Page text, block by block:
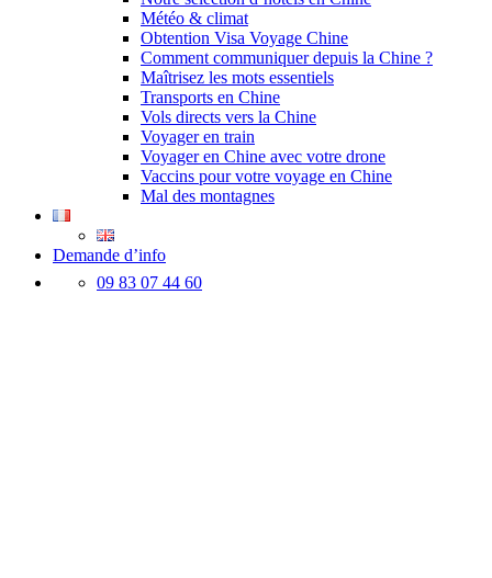
Météo & climat
Obtention Visa Voyage Chine
Comment communiquer depuis la Chine ?
Maîtrisez les mots essentiels
Transports en Chine
Vols directs vers la Chine
Voyager en train
Voyager en Chine avec votre drone
Vaccins pour votre voyage en Chine
Mal des montagnes
Demande d’info
09 83 07 44 60